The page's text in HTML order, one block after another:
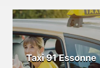
Taxi 91 Essonne